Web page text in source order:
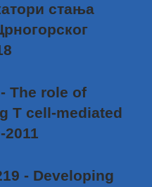
стања
The role of
T cell-mediated
- Developing